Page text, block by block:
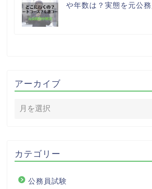
や年数は？実態を元公
アーカイブ
カテゴリー
公務員試験